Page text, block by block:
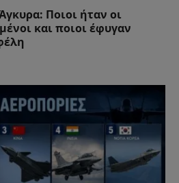
Ποιοι ήταν οι
και ποιοι έφυγαν